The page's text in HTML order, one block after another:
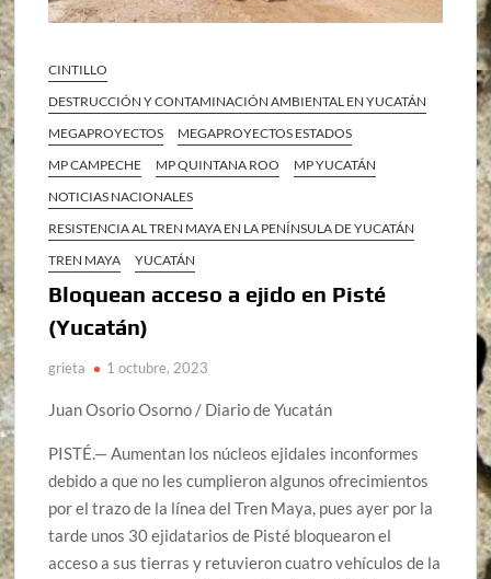
CINTILLO
DESTRUCCIÓN Y CONTAMINACIÓN AMBIENTAL EN YUCATÁN
MEGAPROYECTOS
MEGAPROYECTOS ESTADOS
MP CAMPECHE
MP QUINTANA ROO
MP YUCATÁN
NOTICIAS NACIONALES
RESISTENCIA AL TREN MAYA EN LA PENÍNSULA DE YUCATÁN
TREN MAYA
YUCATÁN
Bloquean acceso a ejido en Pisté
(Yucatán)
grieta 1 octubre, 2023
Juan Osorio Osorno / Diario de Yucatán
PISTÉ.— Aumentan los núcleos ejidales inconformes
debido a que no les cumplieron algunos ofrecimientos
por el trazo de la línea del Tren Maya, pues ayer por la
tarde unos 30 ejidatarios de Pisté bloquearon el
acceso a sus tierras y retuvieron cuatro vehículos de la